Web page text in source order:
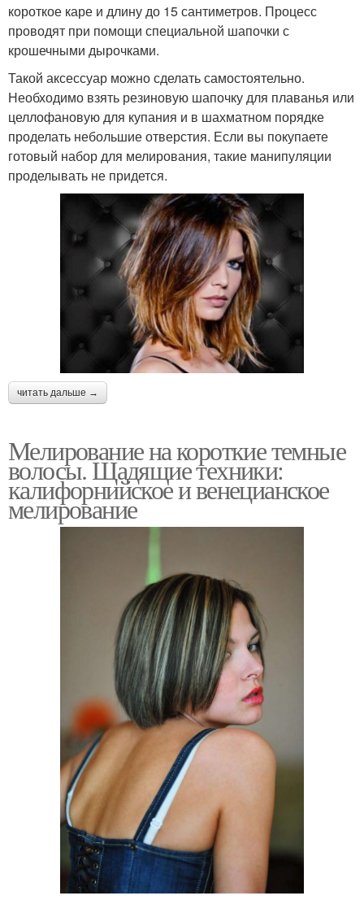
короткое каре и длину до 15 сантиметров. Процесс
проводят при помощи специальной шапочки с
крошечными дырочками.
Такой аксессуар можно сделать самостоятельно.
Необходимо взять резиновую шапочку для плаванья или
целлофановую для купания и в шахматном порядке
проделать небольшие отверстия. Если вы покупаете
готовый набор для мелирования, такие манипуляции
проделывать не придется.
читать дальше →
Мелирование на короткие темные
волосы. Щадящие техники:
калифорнийское и венецианское
мелирование